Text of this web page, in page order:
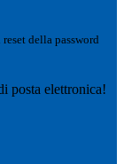
della password
posta elettronica!